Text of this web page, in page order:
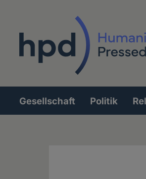
Hauptnavigation
Gesellschaft Politik